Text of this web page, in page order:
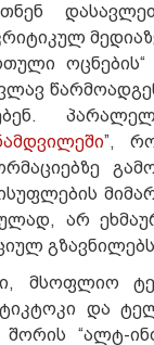
”,
არ
მსოფლიო
და
“ალტ-